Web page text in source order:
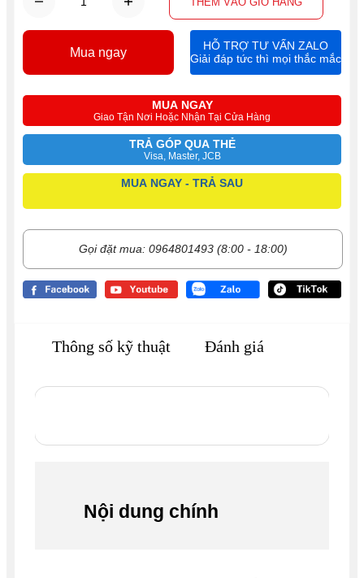
MUA NGAY
Giao Tận Nơi Hoặc Nhận Tại Cửa Hàng
TRẢ GÓP QUA THẺ
Visa, Master, JCB
MUA NGAY - TRẢ SAU
Gọi đặt mua: 0964801493 (8:00 - 18:00)
Mua ngay
HỖ TRỢ TƯ VẤN ZALO
Giải đáp tức thì mọi thắc mắc
Thông số kỹ thuật Đánh giá
Nội dung chính